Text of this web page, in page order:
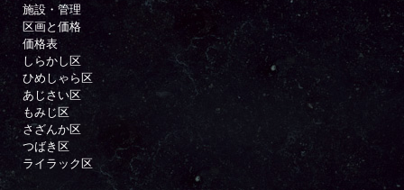
施設・管理
区画と価格
価格表
しらかし区
ひめしゃら区
あじさい区
もみじ区
さざんか区
つばき区
ライラック区